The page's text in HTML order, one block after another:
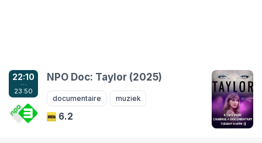
22:10
…
23:50
NPO Doc: Taylor (2025)
documentaire muziek
6.2